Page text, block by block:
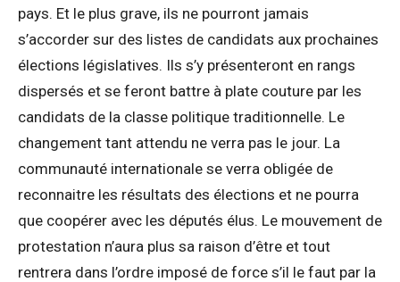
pays. Et le plus grave, ils ne pourront jamais
s’accorder sur des listes de candidats aux prochaines
élections législatives. Ils s’y présenteront en rangs
dispersés et se feront battre à plate couture par les
candidats de la classe politique traditionnelle. Le
changement tant attendu ne verra pas le jour. La
communauté internationale se verra obligée de
reconnaitre les résultats des élections et ne pourra
que coopérer avec les députés élus. Le mouvement de
protestation n’aura plus sa raison d’être et tout
rentrera dans l’ordre imposé de force s’il le faut par la